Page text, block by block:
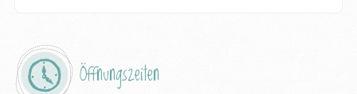
Öffnungszeiten